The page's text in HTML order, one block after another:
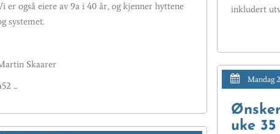
er også eiere av 9a i 40 år, og kjenner hyttene
systemet.
Skaarer
...
inkludert
Mandag
uke 35